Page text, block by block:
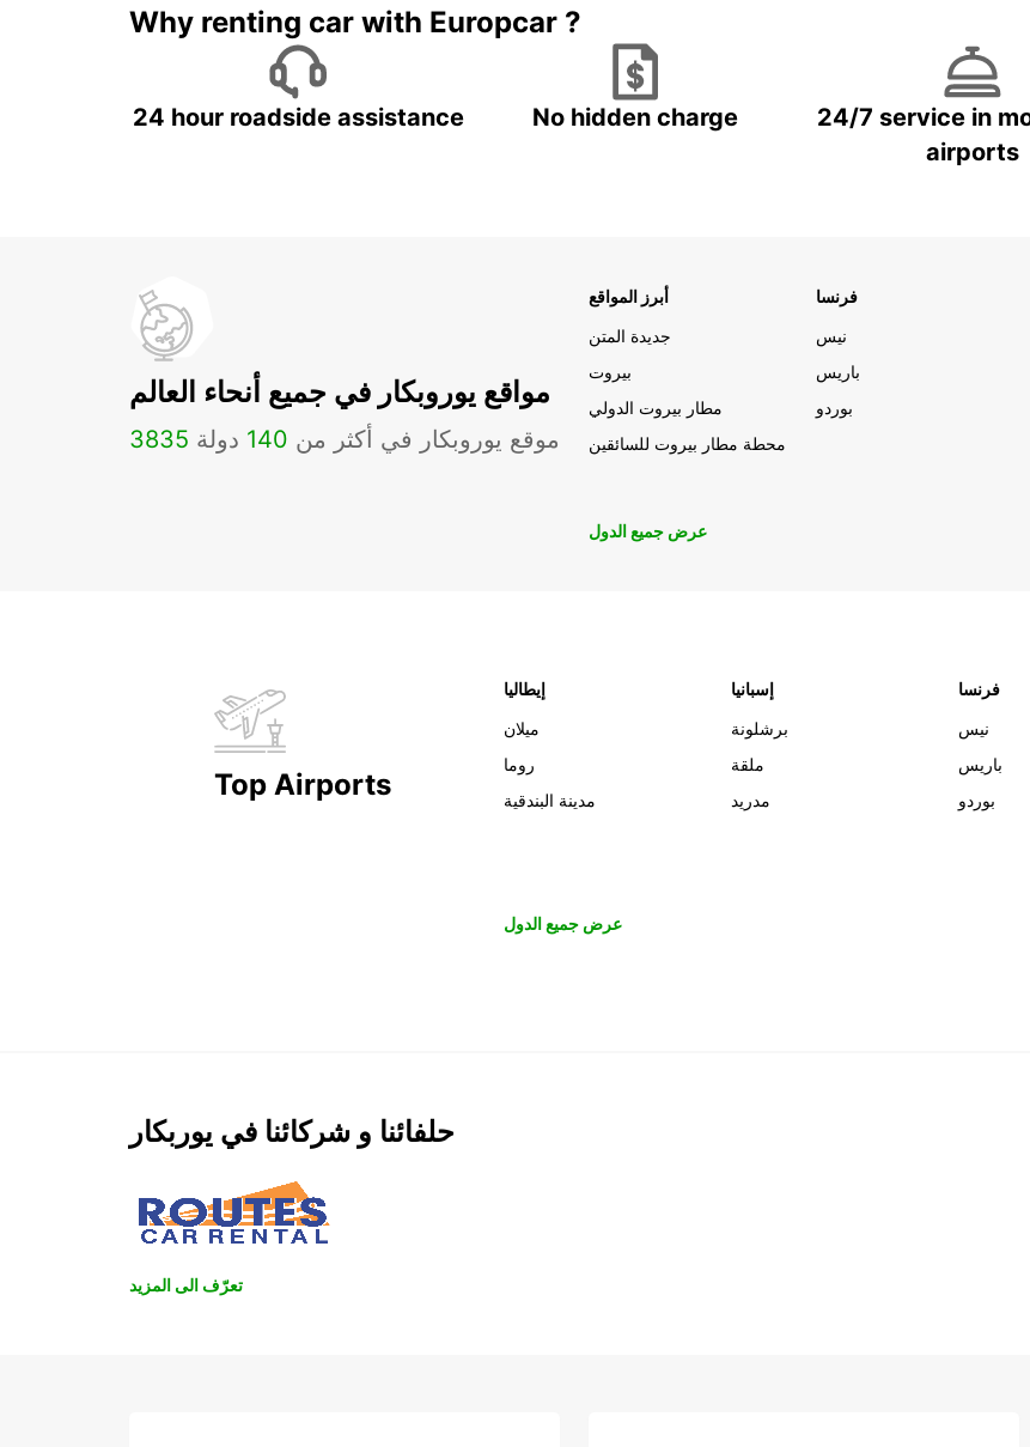
Why renting car with Europcar ?
24 hour roadside assistance No hidden charge
24/7 service in
airports
مواقع يوروبكار في جميع أنحاء العالم
3835 موقع يوروبكار في أكثر من 140 دولة
أبرز المواقع
جديدة المتن
بيروت
مطار بيروت الدولي
محطة مطار بيروت للسائقين
فرنسا
نيس
باريس
بوردو
عرض جميع الدول
Top Airports
إيطاليا
ميلان
روما
مدينة البندقية
إسبانيا
برشلونة
ملقة
مدريد
فرنسا
نيس
باريس
بوردو
عرض جميع الدول
حلفائنا و شركائنا في يوربكار
تعرّف الى المزيد